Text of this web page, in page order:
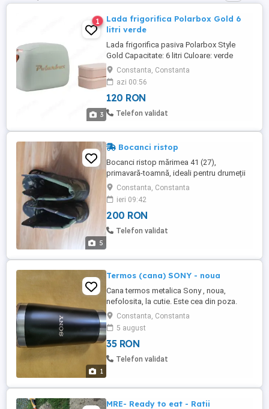
3
1
Lada frigorifica Polarbox Gold 6
litri verde
Lada frigorifica pasiva Polarbox Style
Gold Capacitate: 6 litri Culoare: verde
Stare: nou Livrare: predare personala in
municipiul Bucuresti (Sectorul 1 Sectorul
3) sau in municipiul Constanta Descriere:
Geanta frigorifica urbana Polarbox de 6
litri cu 2 containere Matcha Gold este mai
Constanta, Constanta
azi 00:56
120 RON
Telefon validat
5
Bocanci ristop
Bocanci ristop mărimea 41 (27),
primavară-toamnă, ideali pentru drumeții
și pescuit, cu talpă lipită și cusută sunt
noi.
Constanta, Constanta
ieri 09:42
200 RON
Telefon validat
1
Termos (cana) SONY - noua
Cana termos metalica Sony , noua,
nefolosita, la cutie. Este cea din poza.
Dimensiuni: 16 cm X 8,5 cm. Pret fix 35 lei,
nu fac schimburi, NU trimit in tara.
Constanta, Constanta
5 august
35 RON
Telefon validat
MRE- Ready to eat - Ratii